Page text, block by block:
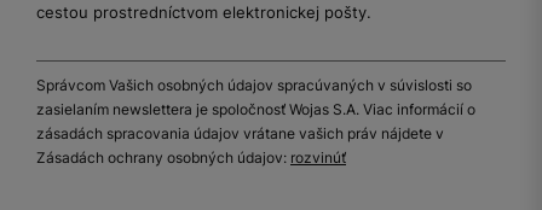
cestou prostredníctvom elektronickej pošty.
Správcom Vašich osobných údajov spracúvaných v súvislosti so
zasielaním newslettera je spoločnosť Wojas S.A. Viac informácií o
zásadách spracovania údajov vrátane vašich práv nájdete v
Zásadách ochrany osobných údajov: rozvinúť